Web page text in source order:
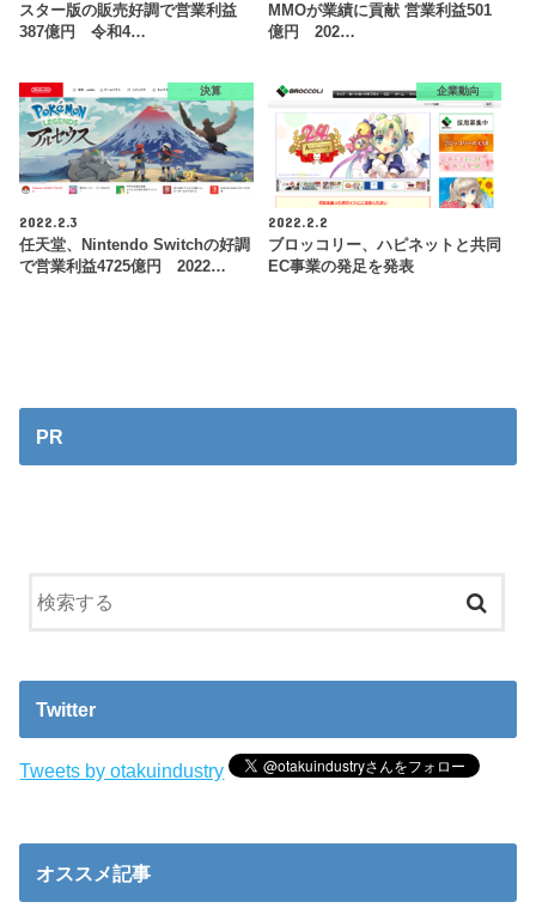
スター版の販売好調で営業利益
387億円 令和4…
MMOが業績に貢献 営業利益501
億円 202…
決算
2022.2.3
任天堂、Nintendo Switchの好調
で営業利益4725億円 2022…
企業動向
2022.2.2
ブロッコリー、ハピネットと共同
EC事業の発足を発表
PR
Twitter
Tweets by otakuindustry
オススメ記事